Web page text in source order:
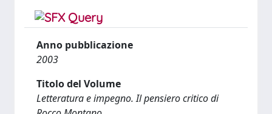
Anno pubblicazione
2003
Titolo del Volume
Letteratura e impegno. Il pensiero critico di